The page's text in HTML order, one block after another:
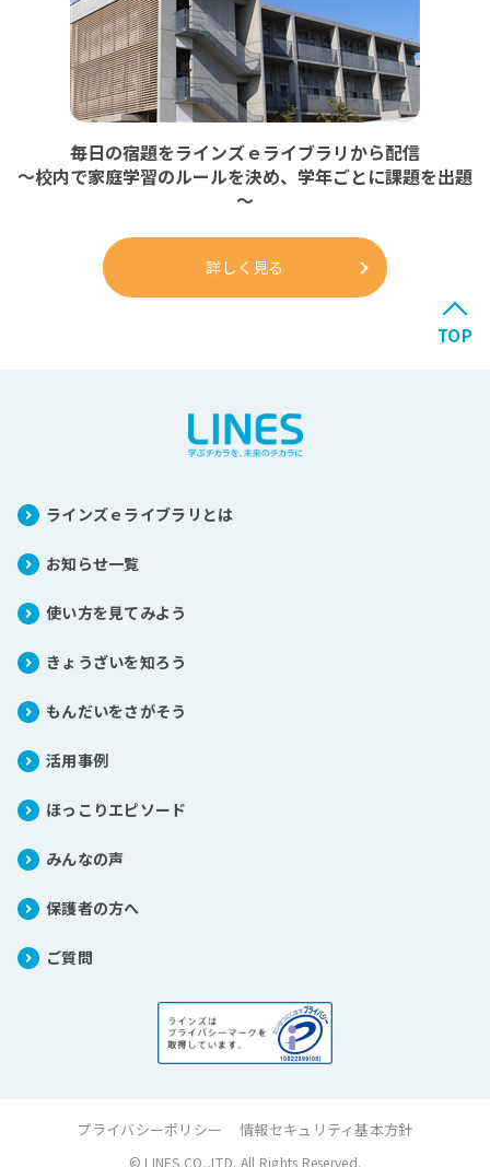
毎日の宿題をラインズｅライブラリから配信
～校内で家庭学習のルールを決め、学年ごとに課題を出題
～
詳しく見る
TOP
ラインズｅライブラリとは
お知らせ一覧
使い方を見てみよう
きょうざいを知ろう
もんだいをさがそう
活用事例
ほっこりエピソード
みんなの声
保護者の方へ
ご質問
プライバシーポリシー 情報セキュリティ基本方針
© LINES CO.,LTD. All Rights Reserved.